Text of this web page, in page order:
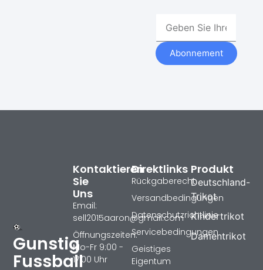
Abonnement
Gunstig
Fussball
Produkt
Deutschland-
Trikot
Kindertrikot
Damentrikot
Direktlinks
Rückgaberecht
Versandbedingungen
Datenschutzrichtlinie
Servicebedingungen
Geistiges
Eigentum
Kontaktieren
Sie
Uns
Email:
sell2015aaron@gmail.com
Öffnungszeiten:
Mo-Fr 9:00 -
17:00 Uhr